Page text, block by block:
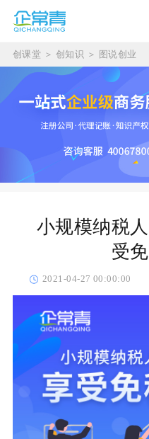
创课堂 ＞ 创知识 ＞ 图说创业
小规模纳税
受
2021-04-27 00:00:00